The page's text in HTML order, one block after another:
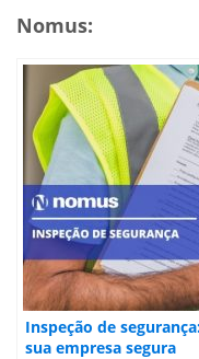
Nomus:
Inspeção de
sua empresa segura